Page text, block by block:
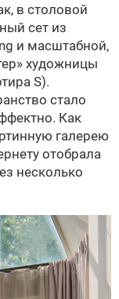
в столовой
сет из
и масштабной,
художницы
S).
стало
Как
галерею
отобрала
несколько